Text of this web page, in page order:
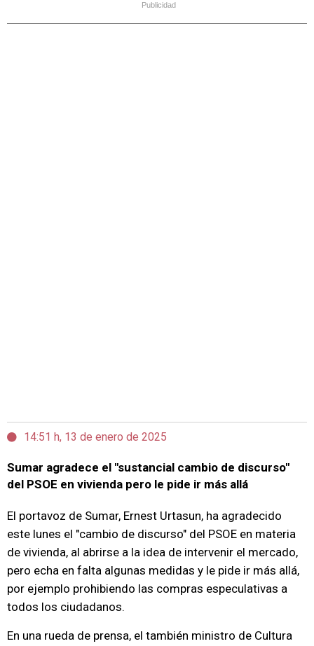
Publicidad
14:51 h, 13 de enero de 2025
Sumar agradece el "sustancial cambio de discurso"
del PSOE en vivienda pero le pide ir más allá
El portavoz de Sumar, Ernest Urtasun, ha agradecido
este lunes el "cambio de discurso" del PSOE en materia
de vivienda, al abrirse a la idea de intervenir el mercado,
pero echa en falta algunas medidas y le pide ir más allá,
por ejemplo prohibiendo las compras especulativas a
todos los ciudadanos.
En una rueda de prensa, el también ministro de Cultura